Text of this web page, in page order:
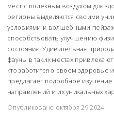
мест с полезным воздухом для
регионы выделяются своими
условиями и волшебными
способствовать улучшению
состояния. Удивительная
фауны в таких местах
кто заботится о своем здоровье
предлагает подробное
направлений и их уникальных
Опубликовано октября 29 2024